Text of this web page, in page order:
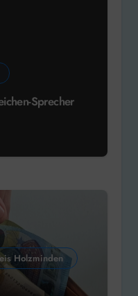
Sprecher
Holzminden